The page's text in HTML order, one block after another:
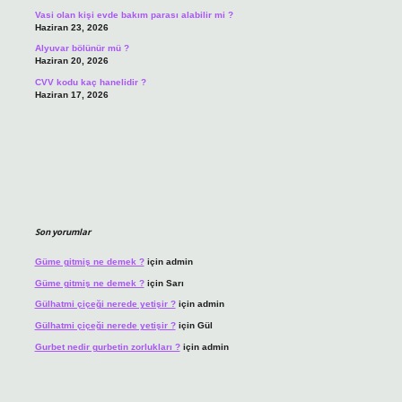
Vasi olan kişi evde bakım parası alabilir mi ?
Haziran 23, 2026
Alyuvar bölünür mü ?
Haziran 20, 2026
CVV kodu kaç hanelidir ?
Haziran 17, 2026
Son yorumlar
Güme gitmiş ne demek ?için admin
Güme gitmiş ne demek ?için Sarı
Gülhatmi çiçeği nerede yetişir ?için admin
Gülhatmi çiçeği nerede yetişir ?için Gül
Gurbet nedir gurbetin zorlukları ?için admin